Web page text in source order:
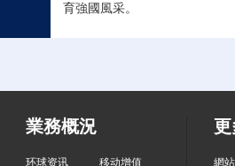
育強國風采。
業務概況
环球资讯 移动增值 網